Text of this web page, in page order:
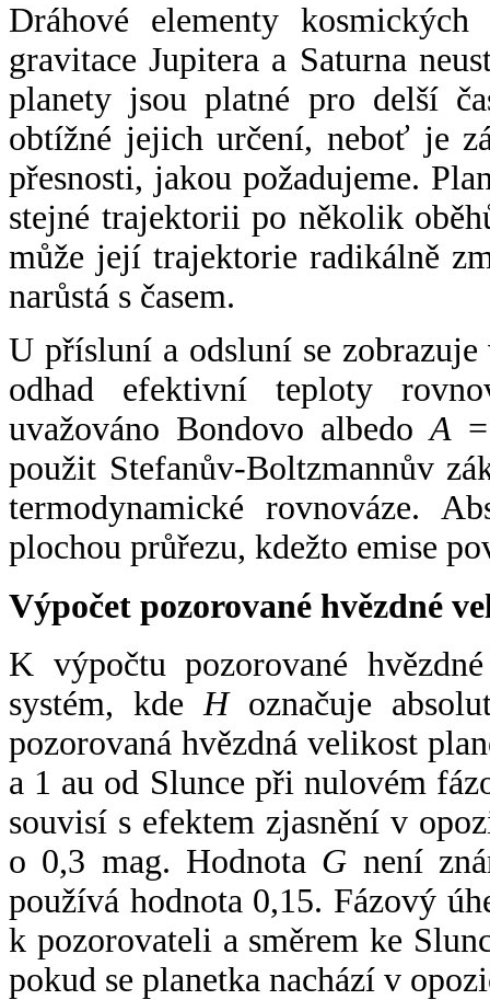
Dráhové elementy
gravitace Jupitera a Saturna
planety jsou platné pro delší
obtížné jejich určení, neboť je
přesnosti, jakou požadujeme.
stejné trajektorii po několik
může její trajektorie radikálně
narůstá s časem.
U přísluní a odsluní se
odhad efektivní teploty
uvažováno Bondovo albedoA
použit Stefanův-Boltzmannův
termodynamické rovnováze.
plochou průřezu, kdežto emise
Výpočet pozorované hvězdné
K výpočtu pozorované
systém, kde Hoznačuje
pozorovaná hvězdná velikost
a 1 au od Slunce při nulovém
souvisí s efektem zjasnění v
o 0,3 mag. Hodnota G není
používá hodnota 0,15. Fázový
k pozorovateli a směrem ke
pokud se planetka nachází v